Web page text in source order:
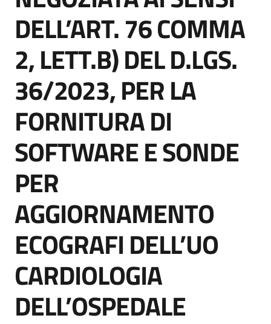
Supporto
Piattaforme
telematiche
English
site
Seguici
su
DELL’ART. 76 COMMA
2, LETT.B) DEL D.LGS.
36/2023, PER LA
FORNITURA DI
SOFTWARE E SONDE
PER
AGGIORNAMENTO
ECOGRAFI DELL’UO
CARDIOLOGIA
DELL’OSPEDALE